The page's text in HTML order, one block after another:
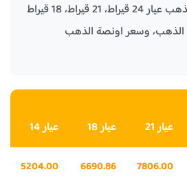
السابقة لكل من جرام الذهب عيار 24 قيراط، 21 قيراط، 18 قيراط
الذهب، وسعر اونصة الذهب
عيار 21 عيار 18 عيار 14
7806.00
6690.86
5204.00